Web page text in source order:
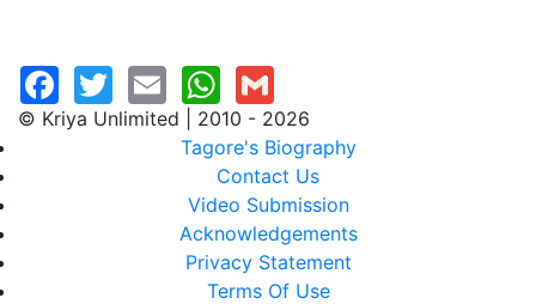
© Kriya Unlimited | 2010 - 2026
Tagore's Biography
Contact Us
Video Submission
Acknowledgements
Privacy Statement
Terms Of Use